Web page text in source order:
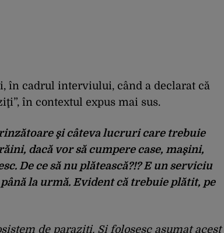
în cadrul interviului, când a declarat că
în contextul expus mai sus.
şi câteva lucruri care trebuie
dacă vor să cumpere case, maşini,
De ce să nu plătească?!? E un serviciu
la urmă. Evident că trebuie plătit, pe
de paraziţi. Şi folosesc asumat acest